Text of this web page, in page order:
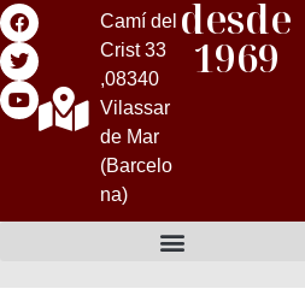
Camí del
Crist 33
,08340
Vilassar
de Mar
(Barcelo
na)
desde
1969